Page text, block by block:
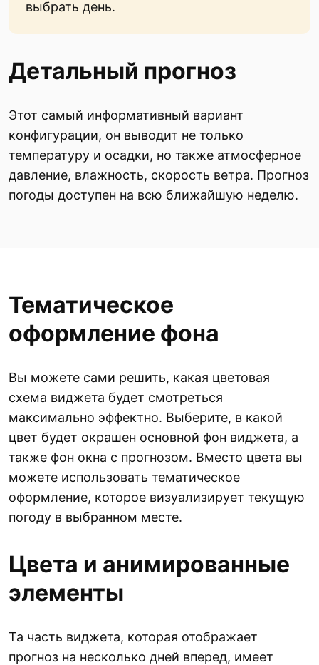
выбрать день.
Детальный прогноз
Этот самый информативный вариант
конфигурации, он выводит не только
температуру и осадки, но также атмосферное
давление, влажность, скорость ветра. Прогноз
погоды доступен на всю ближайшую неделю.
Тематическое
оформление фона
Вы можете сами решить, какая цветовая
схема виджета будет смотреться
максимально эффектно. Выберите, в какой
цвет будет окрашен основной фон виджета, а
также фон окна с прогнозом. Вместо цвета вы
можете использовать тематическое
оформление, которое визуализирует текущую
погоду в выбранном месте.
Цвета и анимированные
элементы
Та часть виджета, которая отображает
прогноз на несколько дней вперед, имеет